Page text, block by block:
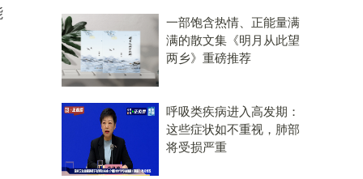
一部饱含热情、正能量满
满的散文集《明月从此望
两乡》重磅推荐
呼吸类疾病进入高发期：
这些症状如不重视，肺部
将受损严重